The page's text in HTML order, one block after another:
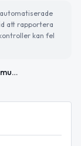
att rapportera
kan fel
Gislaved som industrikommun: från remfabrik till digital omställning